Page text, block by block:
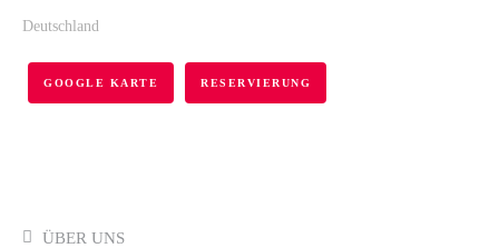
Deutschland
GOOGLE KARTE RESERVIERUNG
ÜBER UNS